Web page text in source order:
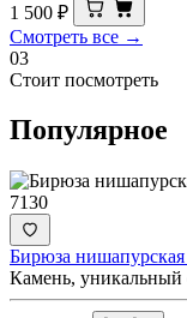
1 500 ₽
Смотреть все →
03
Стоит посмотреть
Популярное
7130
Бирюза
Камень, уникальный